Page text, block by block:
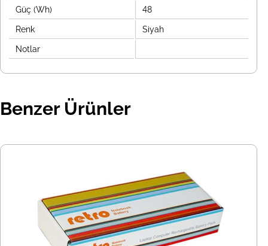
Güç (Wh) 48
Renk Siyah
Notlar
Benzer Ürünler